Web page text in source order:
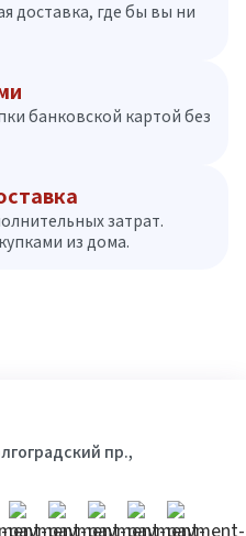
доставка, где бы вы ни
банковской картой без
затрат.
из дома.
пр.,